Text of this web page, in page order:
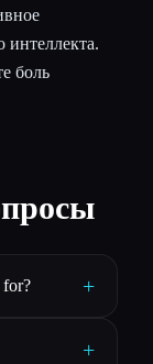
интеллекта.
боль
for? +
+